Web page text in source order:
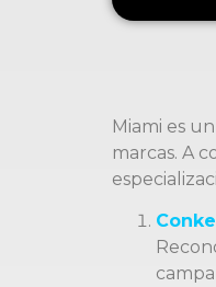
Miami es
marcas. A